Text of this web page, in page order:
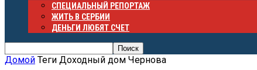
СПЕЦИАЛЬНЫЙ РЕПОРТАЖ
ЖИТЬ В СЕРБИИ
ДЕНЬГИ ЛЮБЯТ СЧЕТ
Домой Теги Доходный дом Чернова